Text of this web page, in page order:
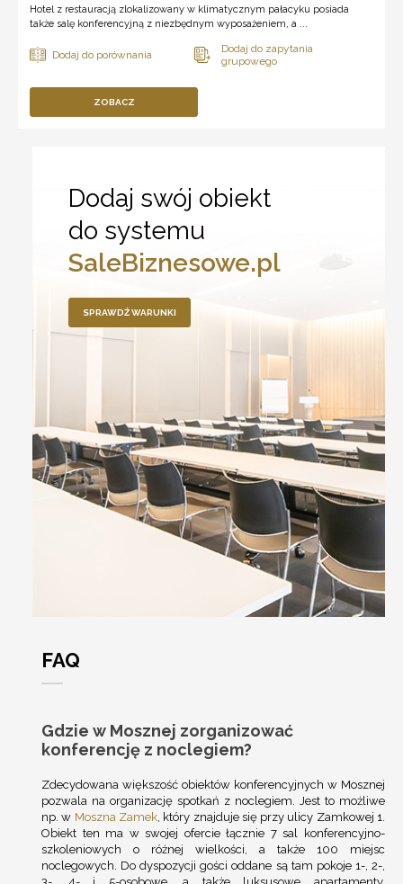
Hotel z restauracją zlokalizowany w klimatycznym pałacyku posiada
także salę konferencyjną z niezbędnym wyposażeniem, a ...
ZOBACZ
Dodaj swój obiekt
do systemu
SaleBiznesowe.pl
SPRAWDŹ WARUNKI
FAQ
Gdzie w Mosznej zorganizować
konferencję z noclegiem?
Zdecydowana większość obiektów konferencyjnych w Mosznej
pozwala na organizację spotkań z noclegiem. Jest to możliwe
np. w Moszna Zamek, który znajduje się przy ulicy Zamkowej 1.
Obiekt ten ma w swojej ofercie łącznie 7 sal konferencyjno-
szkoleniowych o różnej wielkości, a także 100 miejsc
noclegowych. Do dyspozycji gości oddane są tam pokoje 1-, 2-,